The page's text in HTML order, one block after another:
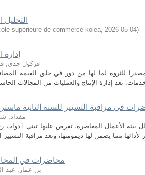
التحليل
supérieure de commerce kolea, 2026-05-04)
إدارة
فركول جدي,
للثروة لما لها من دور في خلق القيمة
في مراقبة التسيير للسنة الثانية
مقداد,
الأعمال المعاصرة، تفرض عليها تبني ٲدوات
محاضرات في
بن عمار, عبد